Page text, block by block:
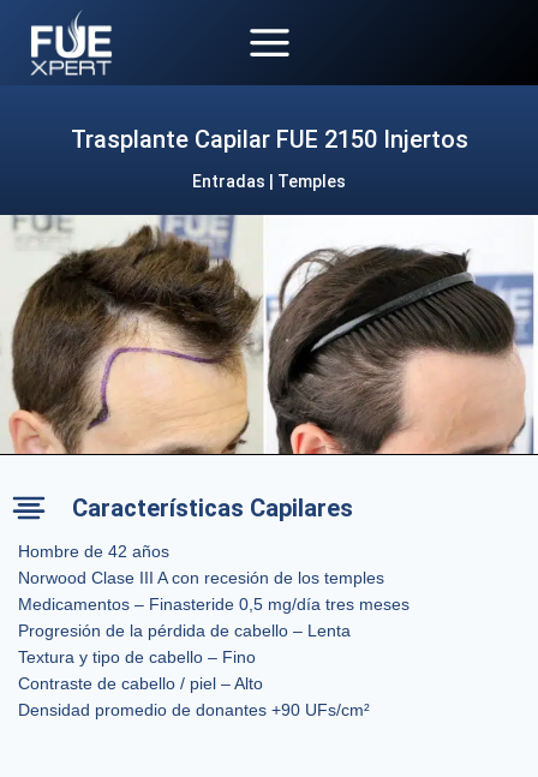
contenido
Trasplante Capilar FUE 2150 Injertos
Entradas | Temples
Características Capilares
Hombre de 42 años
Norwood Clase III A con recesión de los temples
Medicamentos – Finasteride 0,5 mg/día tres meses
Progresión de la pérdida de cabello – Lenta
Textura y tipo de cabello – Fino
Contraste de cabello / piel – Alto
Densidad promedio de donantes +90 UFs/cm²